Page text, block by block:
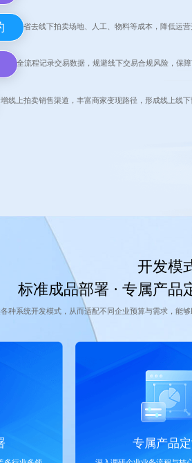
省去线下拍卖场地、人工、物料等成本，降低运营
全流程记录交易数据，规避线下交易合规风险，保
线上拍卖销售渠道，丰富商家变现路径，形成线上线下
开发模
标准成品部署 · 专属产品
种系统开发模式，从而适配不同企业预算与需求，能
专属产品定